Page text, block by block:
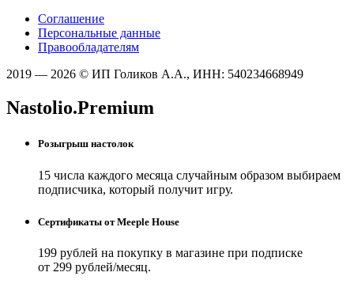
Соглашение
Персональные данные
Правообладателям
2019 — 2026 © ИП Голиков А.А., ИНН: 540234668949
Nastolio.Premium
Розыгрыш настолок
15 числа каждого месяца случайным образом выбираем
подписчика, который получит игру.
Сертификаты от Meeple House
199 рублей на покупку в магазине при подписке
от 299 рублей/месяц.